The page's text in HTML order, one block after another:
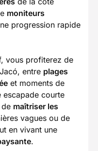
moniteurs
progression rapide
vous profiterez de
entre plages
et moments de
escapade courte
maîtriser les
vagues ou de
en vivant une
.